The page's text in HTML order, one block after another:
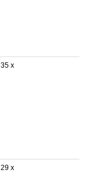
35 x
29 x